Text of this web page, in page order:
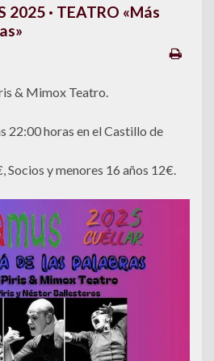
2025 · TEATRO «Más
& Mimox Teatro.
22:00 horas en el Castillo de
Socios y menores 16 años 12€.